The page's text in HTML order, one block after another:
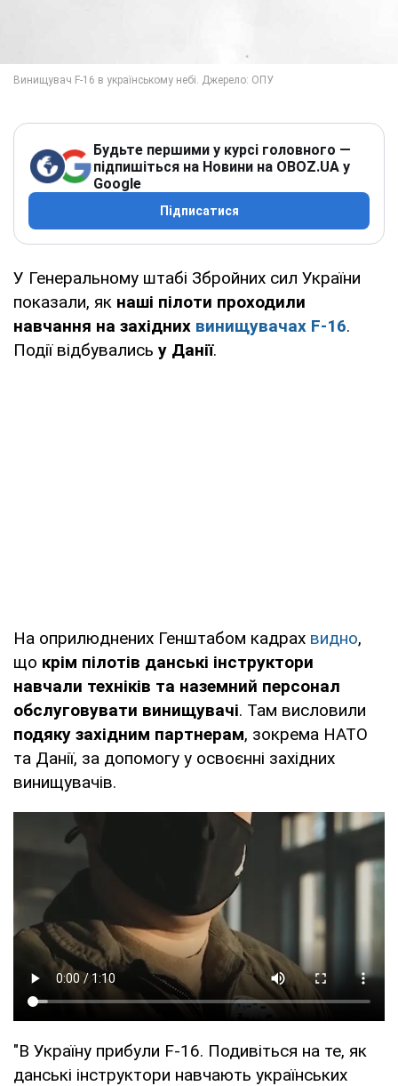
Будьте першими у курсі головного —
підпишіться на Новини на OBOZ.UA у
Google
Підписатися
У Генеральному штабі Збройних сил України
показали, як наші пілоти проходили
навчання на західних винищувачах F-16.
Події відбувались у Данії.
На оприлюднених Генштабом кадрах видно,
що крім пілотів данські інструктори
навчали техніків та наземний персонал
обслуговувати винищувачі. Там висловили
подяку західним партнерам, зокрема НАТО
та Данії, за допомогу у освоєнні західних
винищувачів.
"В Україну прибули F-16. Подивіться на те, як
данські інструктори навчають українських